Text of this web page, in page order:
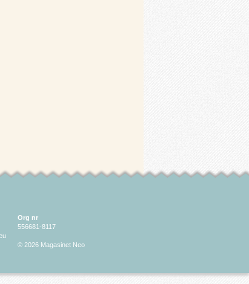
Org nr
556681-8117
© 2026 Magasinet Neo